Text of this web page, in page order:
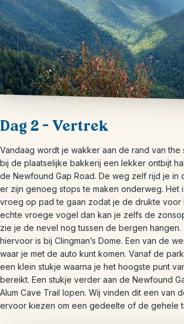
Dag 2 – Vertrek
Vandaag wordt je wakker aan de rand van the
bij de plaatselijke bakkerij een lekker ontbijt
de Newfound Gap Road. De weg zelf rijd je in
er zijn genoeg stops te maken onderweg. Het
vroeg op pad te gaan zodat je de drukte voor
echte vroege vogel dan kan je zelfs de
zie je de nevel nog tussen de bergen
hiervoor is bij Clingman’s Dome. Een van de
waar je met de auto kunt komen. Vanaf de
een klein stukje waarna je het hoogste punt
bereikt. Een stukje verder aan de Newfound
Alum Cave Trail lopen. Wij vinden dit een van
ervoor kiezen om een gedeelte of de gehele